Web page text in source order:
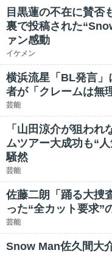
目黒蓮の不在に賛
裏で投稿された
ァン感動
イケメン
横浜流星「BL発言」
者が「クレームは無
芸能
「山田涼介が狙わ
ムツアー大成功も“
騒然
芸能
佐藤二朗「踊る大捜
った“全カット要求”
芸能
Snow Man佐久間大